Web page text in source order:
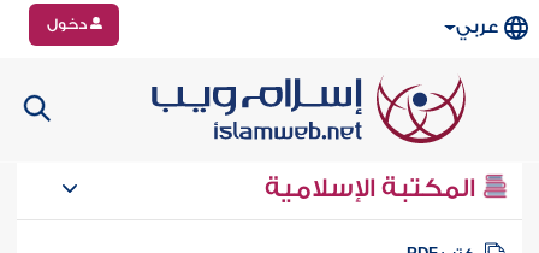
عربي دخول
المكتبة الإسلامية